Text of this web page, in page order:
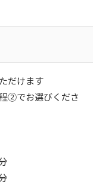
だけます
②でお選びくださ